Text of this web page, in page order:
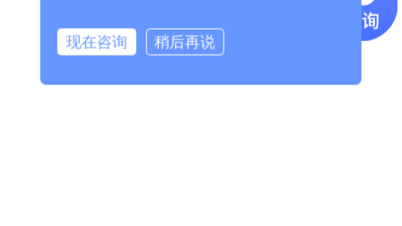
中国到南非物流价格走势图
现在咨询 稍后再说